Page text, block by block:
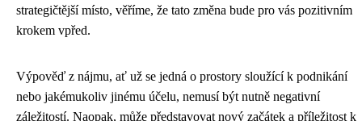
strategičtější místo, věříme, že tato změna bude pro vás pozitivním
krokem vpřed.
Výpověď z nájmu, ať už se jedná o prostory sloužící k podnikání
nebo jakémukoliv jinému účelu, nemusí být nutně negativní
záležitostí. Naopak, může představovat nový začátek a příležitost k